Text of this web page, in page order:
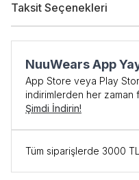
Taksit Seçenekleri
NuuWears App
App Store veya Play
indirimlerden her zaman
Şimdi İndirin!
Tüm siparişlerde 3000